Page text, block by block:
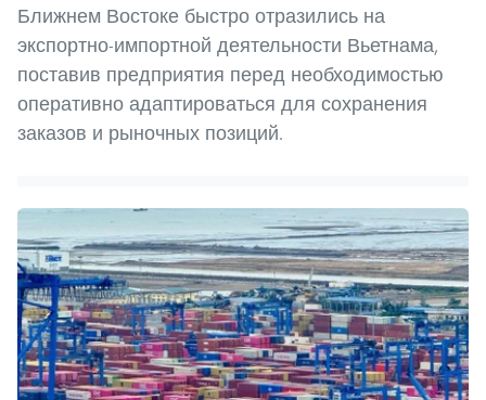
Ближнем Востоке быстро отразились на
экспортно-импортной деятельности Вьетнама,
поставив предприятия перед необходимостью
оперативно адаптироваться для сохранения
заказов и рыночных позиций.